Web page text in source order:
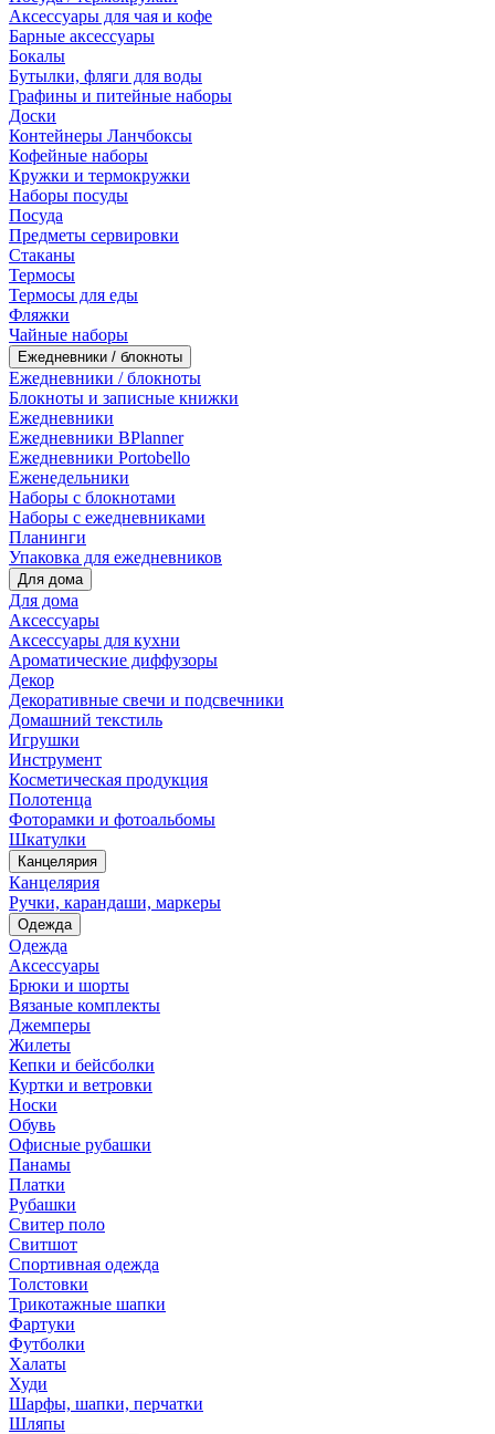
Аксессуары для чая и кофе
Барные аксессуары
Бокалы
Бутылки, фляги для воды
Графины и питейные наборы
Доски
Контейнеры Ланчбоксы
Кофейные наборы
Кружки и термокружки
Наборы посуды
Посуда
Предметы сервировки
Стаканы
Термосы
Термосы для еды
Фляжки
Чайные наборы
Ежедневники / блокноты
Ежедневники / блокноты
Блокноты и записные книжки
Ежедневники
Ежедневники BPlanner
Ежедневники Portobello
Еженедельники
Наборы с блокнотами
Наборы с ежедневниками
Планинги
Упаковка для ежедневников
Для дома
Для дома
Аксессуары
Аксессуары для кухни
Ароматические диффузоры
Декор
Декоративные свечи и подсвечники
Домашний текстиль
Игрушки
Инструмент
Косметическая продукция
Полотенца
Фоторамки и фотоальбомы
Шкатулки
Канцелярия
Канцелярия
Ручки, карандаши, маркеры
Одежда
Одежда
Аксессуары
Брюки и шорты
Вязаные комплекты
Джемперы
Жилеты
Кепки и бейсболки
Куртки и ветровки
Носки
Обувь
Офисные рубашки
Панамы
Платки
Рубашки
Свитер поло
Свитшот
Спортивная одежда
Толстовки
Трикотажные шапки
Фартуки
Футболки
Халаты
Худи
Шарфы, шапки, перчатки
Шляпы